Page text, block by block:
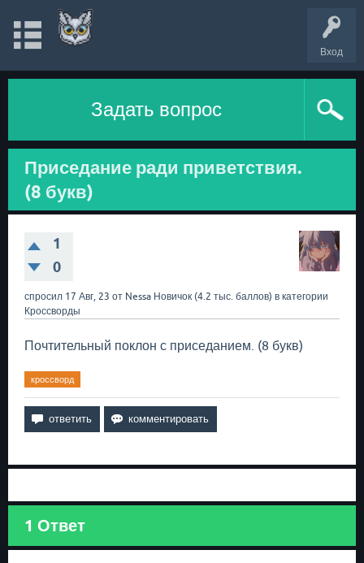
Вход
Задать вопрос
Приседание ради приветствия.
(8 букв)
1
0
спросил 17 Авг, 23 от Nessa Новичок (4.2 тыс. баллов) в категории
Кроссворды
Почтительный поклон с приседанием. (8 букв)
кроссворд
1 Ответ